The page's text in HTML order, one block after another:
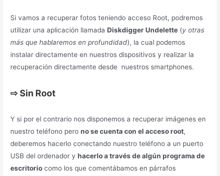
Si vamos a recuperar fotos teniendo acceso Root, podremos
utilizar una aplicación llamadaDiskdigger Undelette (y otras
más que hablaremos en profundidad), la cual podemos
instalar directamente en nuestros dispositivos y realizar la
recuperación directamente desde nuestros smartphones.
⇨Sin Root
Y si por el contrario nos disponemos a recuperar imágenes en
nuestro teléfono perono se cuenta con el acceso root,
deberemos hacerlo conectando nuestro teléfono a un puerto
USB del ordenador yhacerlo a través de algún programa de
escritorio como los que comentábamos en párrafos